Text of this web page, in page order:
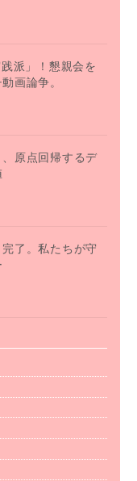
践派」！懇親会を
画論争。
原点回帰するデ
了。私たちが守